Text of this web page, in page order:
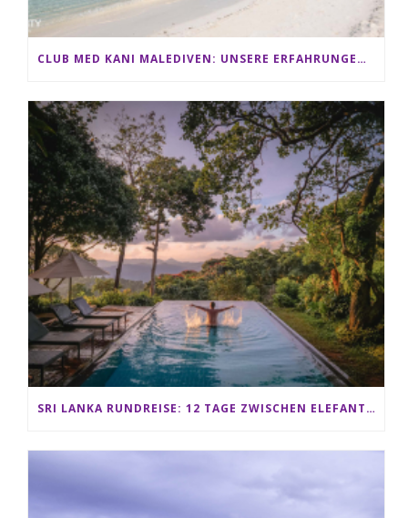
CLUB MED KANI MALEDIVEN: UNSERE ERFAHRUNGEN IM ALL-INCLUSIVE PARADIES
SRI LANKA RUNDREISE: 12 TAGE ZWISCHEN ELEFANTEN, TEEPLANTAGEN & STRAND ALS FAMILIE